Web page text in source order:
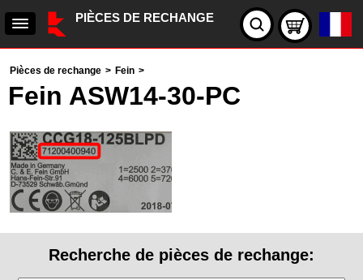
PIÈCES DE RECHANGE
Pièces de rechange > Fein >
Fein ASW14-30-PC
Recherche de pièces de rechange: